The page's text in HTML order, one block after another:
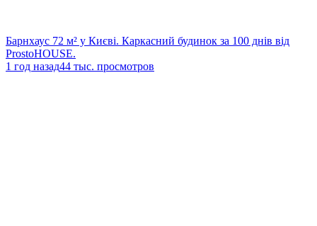
Барнхаус 72 м² у Києві. Каркасний будинок за 100 днів від
ProstoHOUSE.
1 год назад44 тыс. просмотров